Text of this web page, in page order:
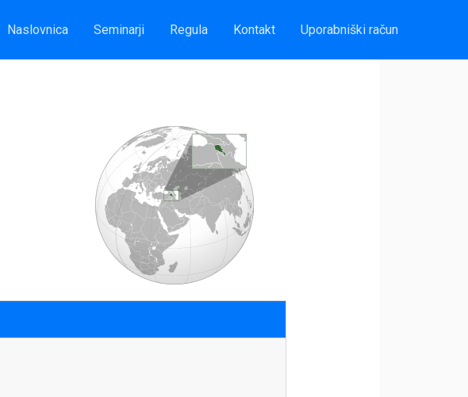
Naslovnica Seminarji Regula Kontakt Uporabniški račun